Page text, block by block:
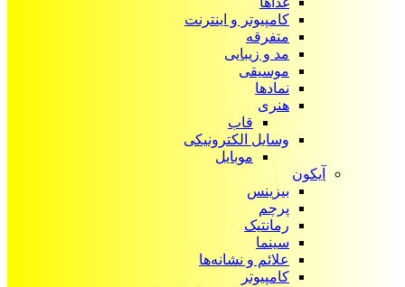
کامپیوتر و اینترنت
متفرقه
مد و زیبایی
موسیقی
نمادها
هنری
قاب
وسایل الکترونیکی
موبایل
آیکون‌
بیزینس
پرچم
رمانتیک
سینما
علائم و نشانه‌ها
کامپیوتر